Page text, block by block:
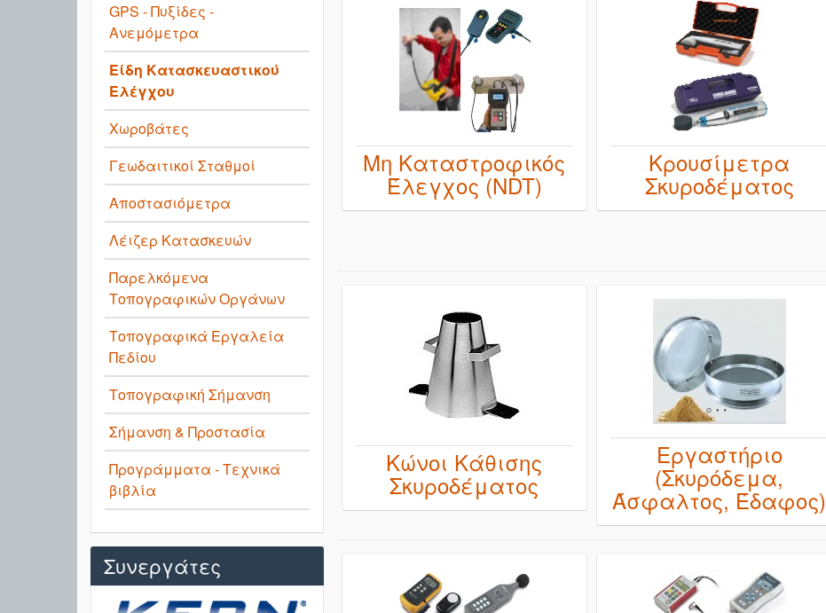
Μη Καταστροφικός
Έλεγχος (NDT)
Κρουσίμετρα
Σκυροδέματος
Κώνοι Κάθισης
Σκυροδέματος
Εργαστήριο
(Σκυρόδεμα,
Άσφαλτος, Έδαφος)
GPS - Πυξίδες -
Ανεμόμετρα
Είδη Κατασκευαστικού
Ελέγχου
Χωροβάτες
Γεωδαιτικοί Σταθμοί
Αποστασιόμετρα
Λέιζερ Κατασκευών
Παρελκόμενα
Τοπογραφικών Οργάνων
Τοπογραφικά Εργαλεία
Πεδίου
Τοπογραφική Σήμανση
Σήμανση & Προστασία
Προγράμματα - Τεχνικά
βιβλία
Συνεργάτες